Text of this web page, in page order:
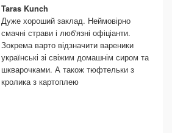
Taras Kunch
Дуже хороший заклад. Неймовірно
смачні страви і люб'язні офіціанти.
Зокрема варто відзначити вареники
українські зі свіжим домашнім сиром та
шкварочками. А також тюфтельки з
кролика з картоплею